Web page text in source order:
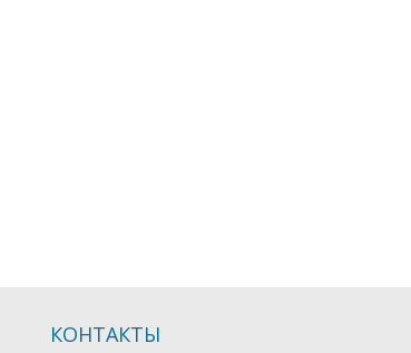
КОНТАКТЫ